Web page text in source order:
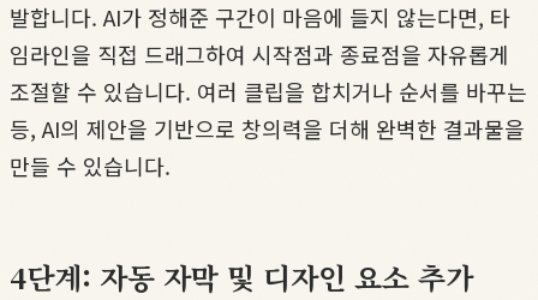
발합니다. AI가 정해준 구간이 마음에 들지 않는다면, 타
임라인을 직접 드래그하여 시작점과 종료점을 자유롭게
조절할 수 있습니다. 여러 클립을 합치거나 순서를 바꾸는
등, AI의 제안을 기반으로 창의력을 더해 완벽한 결과물을
만들 수 있습니다.
4단계: 자동 자막 및 디자인 요소 추가